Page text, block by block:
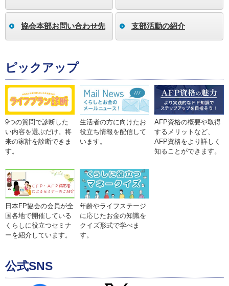
協会本部お問い合わせ先 支部活動の紹介
ピックアップ
9つの質問で診断した
い内容を選ぶだけ。将
来の家計を診断できま
す。
生活者の方に向けたお
役立ち情報を配信して
います。
AFP資格の概要や取得
するメリットなど、
AFP資格をより詳しく
知ることができます。
日本FP協会の会員が全
国各地で開催している
くらしに役立つセミナ
ーを紹介しています。
年齢やライフステージ
に応じたお金の知識を
クイズ形式で学べま
す。
公式SNS